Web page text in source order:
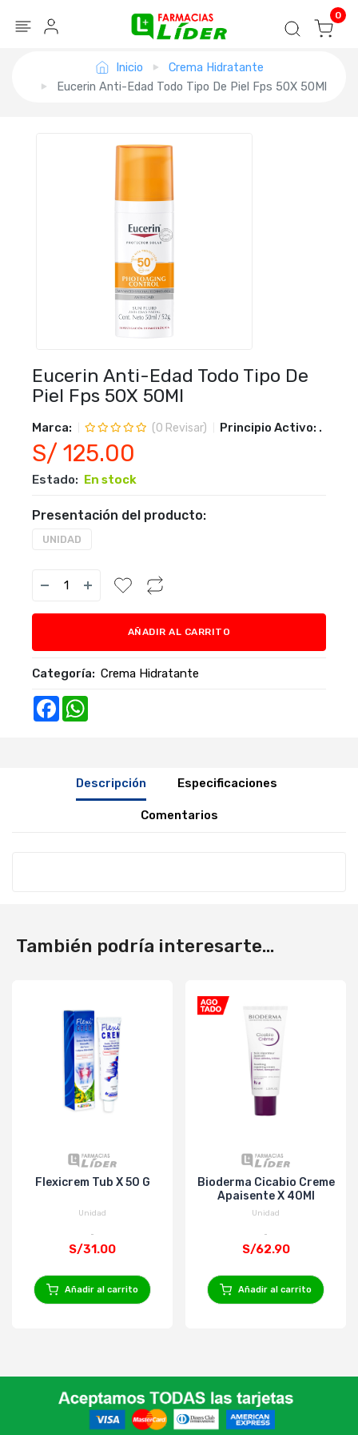
Seguir mi pedido 0
Inicio
Crema Hidratante
Eucerin Anti-Edad Todo Tipo De Piel Fps 50X 50Ml
Eucerin Anti-Edad Todo Tipo De
Piel Fps 50X 50Ml
Marca: (0 Revisar) Principio Activo: .
S/ 125.00
Estado: En stock
Presentación del producto:
UNIDAD
AÑADIR AL CARRITO
Categoría: Crema Hidratante
Facebook
Descripción Especificaciones
Comentarios
También podría interesarte...
Flexicrem Tub X 50 G
Unidad
S/31.00
Añadir al carrito
Bioderma Cicabio Creme
Apaisente X 40Ml
Unidad
S/62.90
Añadir al carrito